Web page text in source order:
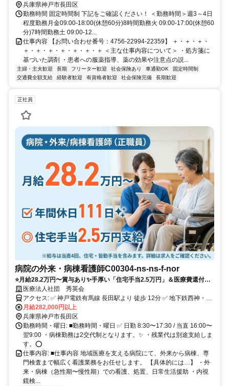
兵庫県神戸市長田区
勤務時間 固定時間制 下記をご確認ください！ ＜勤務時間＞週3～4日
程度勤務月金09:00-18:00(休憩60分)8時間勤務火 09:00-17:00(休憩60
分)7時間勤務土 09:00-12...
仕事内容 【お問い合わせ番号：4756-22994-22359】 ＋・＋・＋・
＋・＋・＋・＋・＋・＋・＋ ＜主な仕事内容について＞ ・処方箋に
基づいた調剤 ・患者への服薬指導、薬の効果や注意点の説...
主婦・主夫歓迎 長期 フリーター歓迎 社会保険あり 車通勤OK
固定時間制
交通費全額支給
経験者歓迎 有資格者歓迎 社会保険完備 長期歓迎
正社員
病院の外来・病棟看護師C00304-ns-ns-f-nor
⭐️月給28.2万円〜賞与あり✨手厚い「住宅手当2.5万円」＆医療費還付！
多角的に学べる正看護師
医療法人社団 秀英会
アクセス: ✅️ 神戸電鉄有馬線 長田駅より 徒歩 12分 ✅️ 地下鉄西神・山
手線 上沢駅より バス 10分 ✅️ JR神戸線 兵庫駅より 車 10分 ⭕️ バイ
ク・自転車通勤OK（無料駐輪場あり）
月給282,000円以上
兵庫県神戸市長田区
勤務時間・曜日: ■勤務時間・曜日 ✅️ 日勤 8:30〜17:30 / 当直 16:00〜
翌9:00 ・病棟勤務は2交代制となります。✨ ・残業代は別途支給しま
す。⭕️
仕事内容: ■仕事内容 地域医療を支える病院にて、外来から病棟、専
門検査まで幅広く看護業務をお任せします。 【具体的には…】 ・外
来・病棟（急性期〜慢性期）での看護、処置、日常生活援助 ・内視
鏡検...